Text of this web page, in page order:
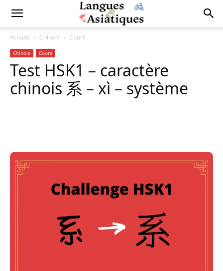
Accueil Chinois Cours
Chinois Cours
Test HSK1 – caractère
chinois 系 – xì – système